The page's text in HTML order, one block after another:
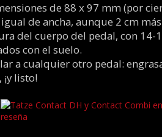
de 88 x 97 mm (por
de ancha, aunque 2 cm
del cuerpo del pedal, con
con el suelo.
a cualquier otro pedal:
listo!